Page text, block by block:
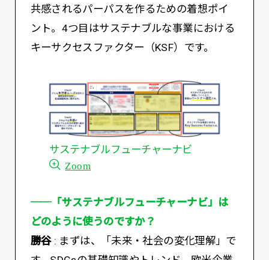
共感されるパーパスを作るための着想ポイ
ント。4つ目はサステナブルな事業における
キーサクセスファクター（KSF）です。
サステナブルフューチャーナビ
Zoom
──「サステナブルフューチャーナビ」は
どのように使うのですか？
勝谷: まずは、「未来・社会の変化理解」で